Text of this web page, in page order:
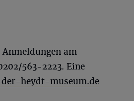
am
563-2223. Eine
heydt-museum.de